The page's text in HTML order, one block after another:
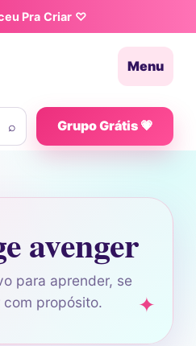
Pra Criar ♡
Menu
⌕ Grupo Grátis 💗
avenger
para aprender, se
propósito.